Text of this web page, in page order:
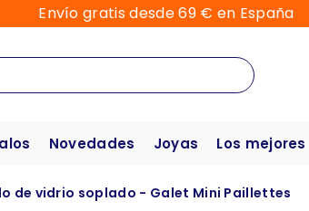
Envío gratis desde 69 € en España
Novedades Joyas Los mejores
de vidrio soplado - Galet Mini Paillettes